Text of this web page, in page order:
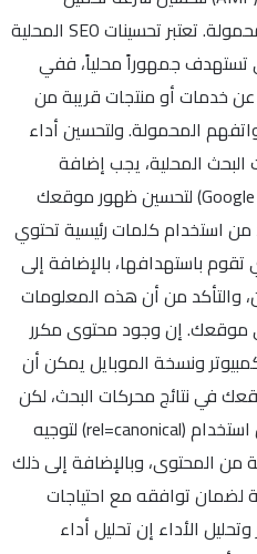
صفحات الموقع على الأجهزة المحمولة. تعتبر تحسينات SEO المحلية
جمهوراً محلياً، ففي
خدمات أو منتجات قريبة من
المحمولة. ولتحسين أداء
المحلية، يجب إضافة
موقعك في أداة (Google My Business) لتحسين ظهور موقعك
من استخدام كلمات رئيسية تحتوي
باستهدافها، بالإضافة إلى
والتأكد من أن هذه المعلومات
موقعك. إن وجود محتوى مكرر
ونسخة الموبايل يمكن أن
في نتائج محركات البحث، لكن
لحل هذه المشكلة فإنه لا بد من استخدام (rel=canonical) لتوجيه
من المحتوى، وبالإضافة إلى ذلك
توافقه مع احتياجات
الأداء إن تحليل أداء